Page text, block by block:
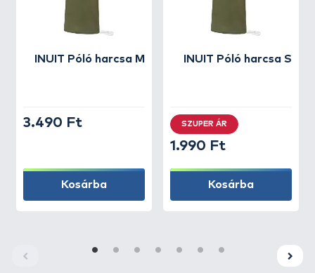
INUIT Póló harcsa M
3.490 Ft
Kosárba
INUIT Póló harcsa S
SZUPER ÁR
1.990 Ft
Kosárba